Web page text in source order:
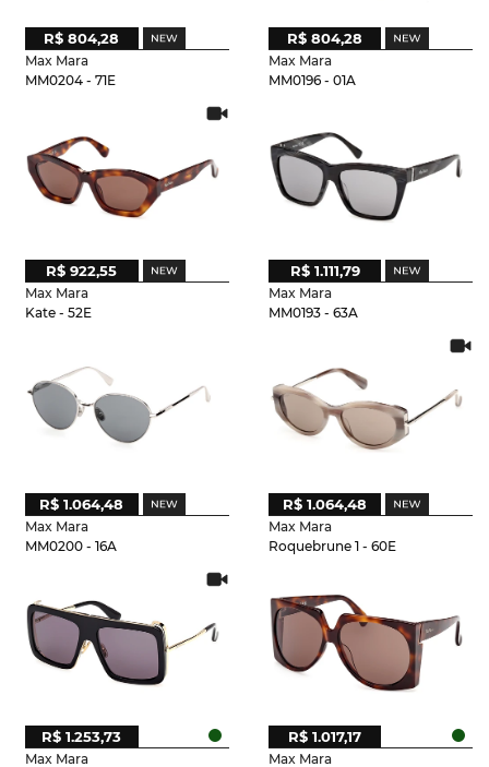
Max Mara
MM0204 - 71E
R$ 804,28
Max Mara
MM0196 - 01A
R$ 804,28
Max Mara
Kate - 52E
R$ 922,55
Max Mara
MM0193 - 63A
R$ 1.111,79
Max Mara
MM0200 - 16A
R$ 1.064,48
Max Mara
Roquebrune 1 - 60E
R$ 1.064,48
Max Mara
R$ 1.253,73
Max Mara
R$ 1.017,17